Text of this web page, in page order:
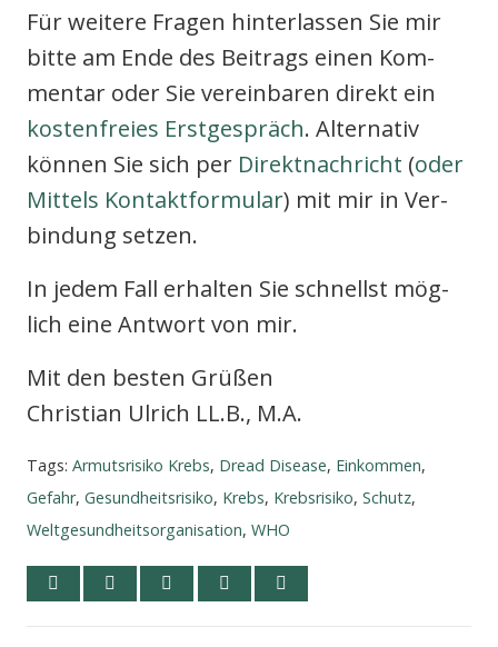
Für wei­te­re Fra­gen hin­ter­las­sen Sie mir
bit­te am Ende des Bei­trags einen Kom­
men­tar oder Sie ver­ein­ba­ren direkt ein
kos­ten­frei­es Erst­ge­spräch. Alter­na­tiv
kön­nen Sie sich per Direkt­nach­richt (oder
Mit­tels Kon­takt­for­mu­lar) mit mir in Ver­
bin­dung set­zen.
In jedem Fall erhal­ten Sie schnellst mög­
lich eine Ant­wort von mir.
Mit den bes­ten Grü­ßen
Chris­ti­an Ulrich LL.B., M.A.
Tags: Armutsrisiko Krebs, Dread Disease, Einkommen,
Gefahr, Gesundheitsrisiko, Krebs, Krebsrisiko, Schutz,
Weltgesundheitsorganisation, WHO